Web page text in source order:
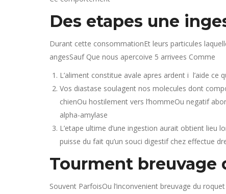
Des etapes une
Durant cette consommationEt leurs particules
angesSauf Que nous apercoive 5 arrivees Comme
L’aliment constitue avale apres ardent i l’aide ce
Vos diastase soulagent nos molecules dont
chienOu hostilement vers l’hommeOu negatif
alpha-amylase
L’etape ultime d’une ingestion aurait obtient lieu
puisse du fait qu’un souci digestif chez effectue
Tourment breuvage
Souvent ParfoisOu l’inconvenient breuvage du